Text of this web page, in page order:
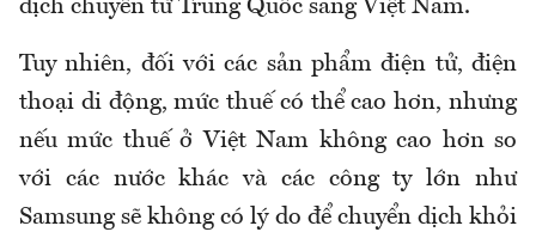
dịch chuyển từ Trung Quốc sang Việt Nam.
Tuy nhiên, đối với các sản phẩm điện tử, điện
thoại di động, mức thuế có thể cao hơn, nhưng
nếu mức thuế ở Việt Nam không cao hơn so
với các nước khác và các công ty lớn như
Samsung sẽ không có lý do để chuyển dịch khỏi